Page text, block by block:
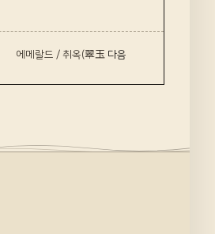
에메랄드 / 취옥(翠玉 다음 ›